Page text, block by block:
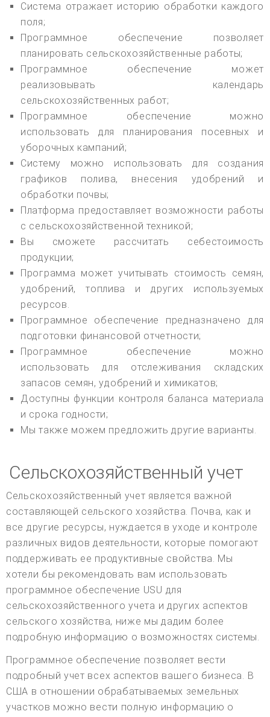
Система отражает историю обработки каждого
поля;
Программное обеспечение позволяет
планировать сельскохозяйственные работы;
Программное обеспечение может
реализовывать календарь
сельскохозяйственных работ;
Программное обеспечение можно
использовать для планирования посевных и
уборочных кампаний;
Систему можно использовать для создания
графиков полива, внесения удобрений и
обработки почвы;
Платформа предоставляет возможности работы
с сельскохозяйственной техникой;
Вы сможете рассчитать себестоимость
продукции;
Программа может учитывать стоимость семян,
удобрений, топлива и других используемых
ресурсов.
Программное обеспечение предназначено для
подготовки финансовой отчетности;
Программное обеспечение можно
использовать для отслеживания складских
запасов семян, удобрений и химикатов;
Доступны функции контроля баланса материала
и срока годности;
Мы также можем предложить другие варианты.
Сельскохозяйственный учет
Сельскохозяйственный учет является важной
составляющей сельского хозяйства. Почва, как и
все другие ресурсы, нуждается в уходе и контроле
различных видов деятельности, которые помогают
поддерживать ее продуктивные свойства. Мы
хотели бы рекомендовать вам использовать
программное обеспечение USU для
сельскохозяйственного учета и других аспектов
сельского хозяйства, ниже мы дадим более
подробную информацию о возможностях системы.
Программное обеспечение позволяет вести
подробный учет всех аспектов вашего бизнеса. В
США в отношении обрабатываемых земельных
участков можно вести полную информацию о